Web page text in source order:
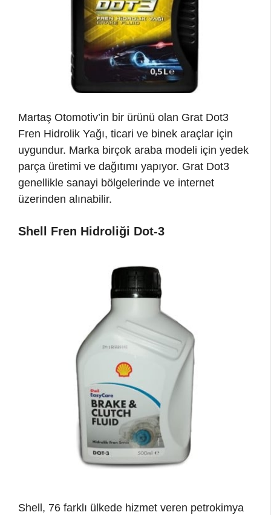
Martaş Otomotiv’in bir ürünü olan Grat Dot3
Fren Hidrolik Yağı, ticari ve binek araçlar için
uygundur. Marka birçok araba modeli için yedek
parça üretimi ve dağıtımı yapıyor. Grat Dot3
genellikle sanayi bölgelerinde ve internet
üzerinden alınabilir.
Shell Fren Hidroliği Dot-3
Shell, 76 farklı ülkede hizmet veren petrokimya